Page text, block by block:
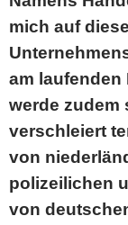
mich auf
am
werde zudem
verschleiert
von
polizeilichen
von